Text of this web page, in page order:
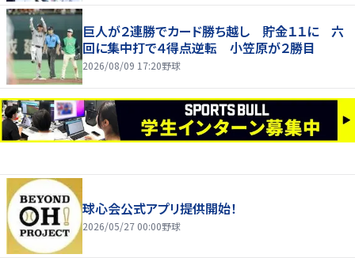
巨人が２連勝でカード勝ち越し 貯金１１に 六
回に集中打で４得点逆転 小笠原が２勝目
2026/08/09 17:20野球
球心会公式アプリ提供開始！
2026/05/27 00:00野球